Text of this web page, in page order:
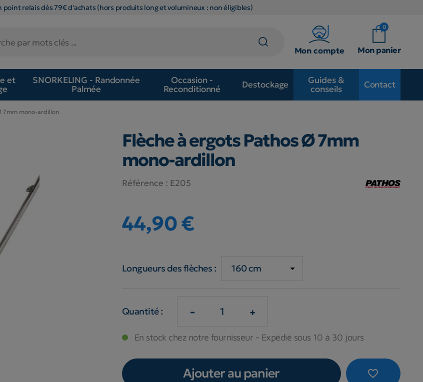
point relais dès 79€ d'achats (hors produits long et volumineux : non éligibles)
Mon compte
0
Mon panier
et
SNORKELING - Randonnée
Palmée
Occasion -
Reconditionné
Destockage
Guides &
conseils
Contact
7mm mono-ardillon
Flèche à ergots Pathos Ø 7mm
mono-ardillon
Référence : E205
44,90 €
Longueurs des flèches :
Quantité : - +
En stock chez notre fournisseur - Expédié sous 10 à 30 jours
favorite_border
Ajouter au panier